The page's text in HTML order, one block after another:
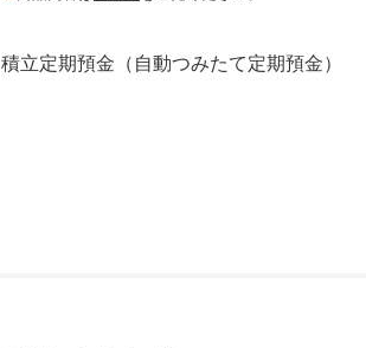
積立定期預金（自動つみたて定期預金）